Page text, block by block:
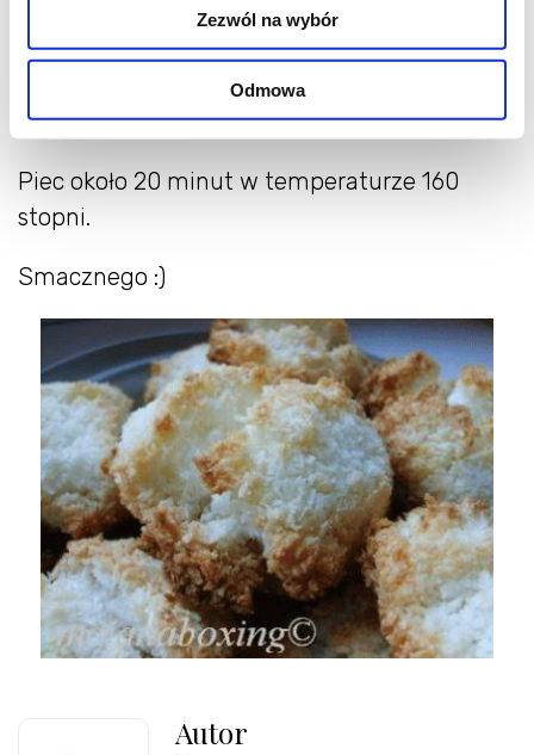
Zezwól na wybór
Odmowa
kilka kropel aromatu, u mnie cytrynowy.
Formować ciasteczka i kłaść je na blachę
wyłożoną papierem do pieczenia.
Piec około 20 minut w temperaturze 160
stopni.
Smacznego :)
Autor